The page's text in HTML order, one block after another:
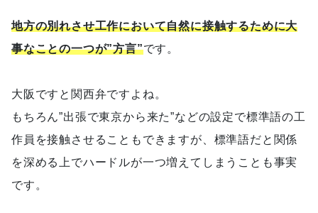
地方の別れさせ工作において自然に接触するために大
事なことの一つが”方言”です。
大阪ですと関西弁ですよね。
もちろん”出張で東京から来た”などの設定で標準語の工
作員を接触させることもできますが、標準語だと関係
を深める上でハードルが一つ増えてしまうことも事実
です。